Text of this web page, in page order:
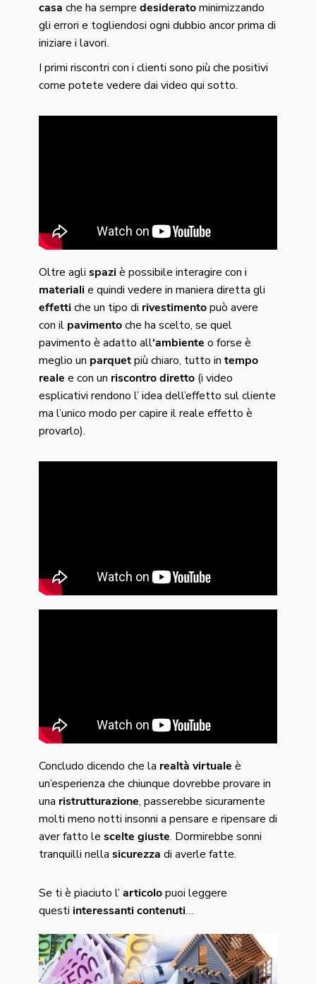
casa che ha sempre desideratominimizzando
gli errori e togliendosi ogni dubbio ancor prima di
iniziare i lavori.
I primi riscontri con i clienti sono più che positivi
come potete vedere dai video qui sotto.
Oltre agli spaziè possibile interagire con i
materialie quindi vedere in maniera diretta gli
effettiche un tipo di rivestimentopuò avere
con il pavimentoche ha scelto, se quel
pavimento è adatto all‘ambiente o forse è
meglio un parquetpiù chiaro, tutto in tempo
reale e con un riscontro diretto (i video
esplicativi rendono l’ idea dell’effetto sul cliente
ma l’unico modo per capire il reale effetto è
provarlo).
Concludo dicendo che la realtà virtuale è
un’esperienza che chiunque dovrebbe provare in
una ristrutturazione, passerebbe sicuramente
molti meno notti insonni a pensare e ripensare di
aver fatto le scelte giuste. Dormirebbe sonni
tranquilli nella sicurezza di averle fatte.
Se ti è piaciuto l’ articolopuoi leggere
questi interessanticontenuti…